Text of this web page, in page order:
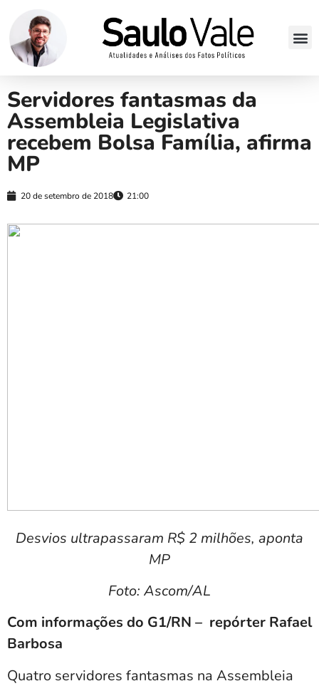
Servidores fantasmas da
Assembleia Legislativa
recebem Bolsa Família, afirma
MP
20 de setembro de 2018 21:00
Desvios ultrapassaram R$ 2 milhões, aponta
MP
Foto: Ascom/AL
Com informações do G1/RN – repórter Rafael
Barbosa
Quatro servidores fantasmas na Assembleia